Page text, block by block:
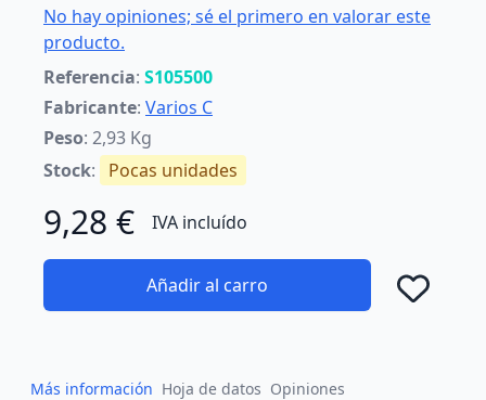
No hay opiniones; sé el primero en valorar este
producto.
Referencia: S105500
Fabricante: Varios C
Peso: 2,93 Kg
Stock: Pocas unidades
9,28 € IVA incluído
Añadir al carro
Más información Hoja de datos Opiniones